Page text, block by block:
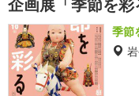
企画展「季節を彩
季節